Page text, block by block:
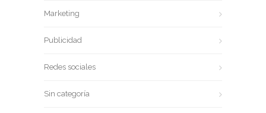
Marketing
Publicidad
Redes sociales
Sin categoría